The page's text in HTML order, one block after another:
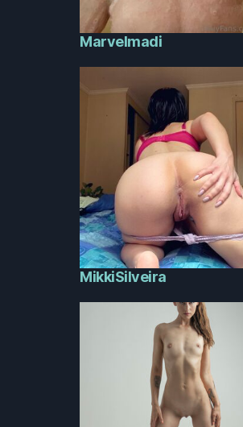
Marvelmadi
MikkiSilveira